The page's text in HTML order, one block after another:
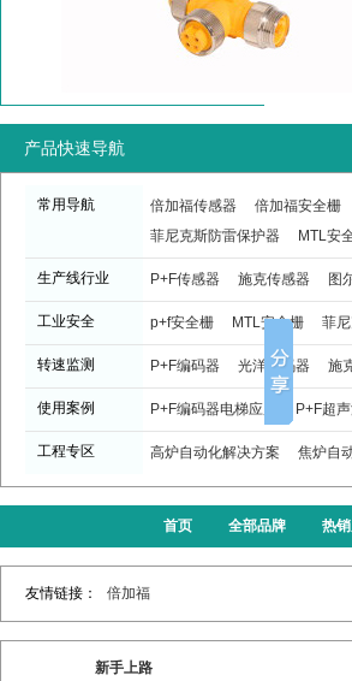
产品快速导航
常用导航 倍加福传感器 倍加福安全栅
菲尼克斯防雷保护器
MTL安
生产线行业 P+F传感器 施克传感器 图
工业安全 p+f安全栅 MTL安全栅 菲
转速监测 P+F编码器 光洋编码器 施
使用案例 P+F编码器电梯应用 P+F超
工程专区 高炉自动化解决方案 焦炉自
首页 全部品牌 热
友情链接： 倍加福
新手上路